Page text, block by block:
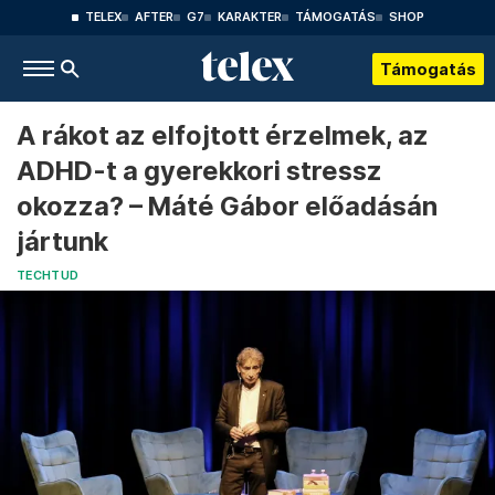
TELEX AFTER G7 KARAKTER TÁMOGATÁS SHOP
Támogatás
A rákot az elfojtott érzelmek, az
ADHD-t a gyerekkori stressz
okozza? – Máté Gábor előadásán
jártunk
TECHTUD